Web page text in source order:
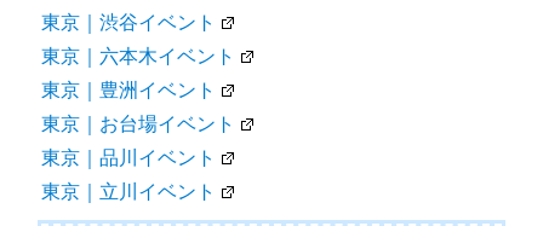
東京｜渋谷イベント
東京｜六本木イベント
東京｜豊洲イベント
東京｜お台場イベント
東京｜品川イベント
東京｜立川イベント